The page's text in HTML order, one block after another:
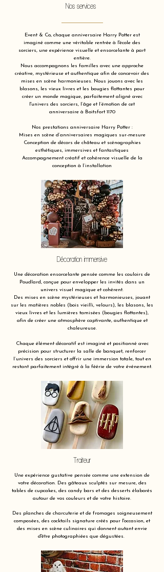
Nos services
Event & Co, chaque anniversaire Harry Potter est
imaginé comme une véritable rentrée à l'école des
sorciers, une expérience visuelle et ensorcelante à part
entière.
Nous accompagnons les familles avec une approche
créative, mystérieuse et authentique afin de concevoir des
mises en scène harmonieuses. Nous jouons avec les
blasons, les vieux livres et les bougies flottantes pour
créer un monde magique, parfaitement aligné avec
l'univers des sorciers, l’âge et l’émotion de cet
anniversaire à Boitsfort 1170
Nos prestations anniversaire Harry Potter :
Mises en scène d’anniversaires magiques sur-mesure
Conception de décors de château et scénographies
esthétiques, immersives et fantastiques
Accompagnement créatif et cohérence visuelle de la
conception à l’installation
Décoration immersive
Une décoration ensorcelante pensée comme les couloirs de
Poudlard, conçue pour envelopper les invités dans un
univers visuel magique et cohérent.
Des mises en scène mystérieuses et harmonieuses, jouant
sur les matières nobles (bois vieilli, velours), les blasons, les
vieux livres et les lumières tamisées (bougies flottantes),
afin de créer une atmosphère captivante, authentique et
chaleureuse.
Chaque élément décoratif est imaginé et positionné avec
précision pour structurer la salle de banquet, renforcer
l’univers des sorciers et offrir une immersion totale, tout en
restant parfaitement intégré à la féérie de votre événement.
Traiteur
Une expérience gustative pensée comme une extension de
votre décoration. Des gâteaux sculptés sur mesure, des
tables de cupcakes, des candy bars et des desserts élaborés
autour de vos couleurs et de votre histoire.
Des planches de charcuterie et de fromages soigneusement
composées, des cocktails signature créés pour l'occasion, et
des mises en scène culinaires qui donnent autant envie
d'être photographiées que dégustées.